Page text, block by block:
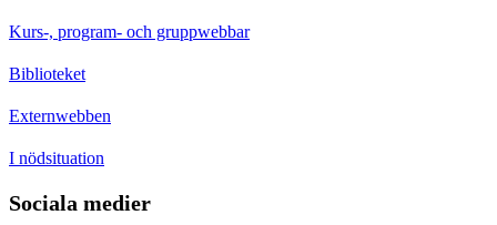
Kurs-, program- och gruppwebbar
Biblioteket
Externwebben
I nödsituation
Sociala medier